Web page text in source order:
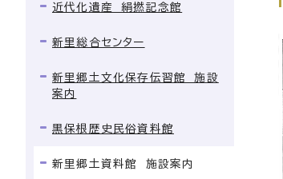
近代化遺産 絹撚記念館
新里総合センター
新里郷土文化保存伝習館 施設
案内
黒保根歴史民俗資料館
新里郷土資料館 施設案内